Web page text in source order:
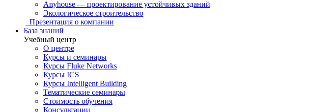
Anyhouse — проектирование устойчивых зданий
Экологическое строительство
Презентация о компании
База знаний
Учебный центр
О центре
Курсы и семинары
Курсы Fluke Networks
Курсы ICS
Курсы Intelligent Building
Тематические семинары
Стоимость обучения
Консультации